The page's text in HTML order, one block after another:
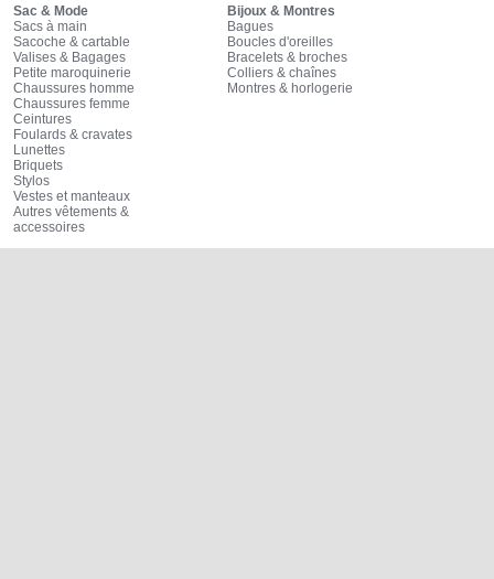
Sac & Mode
Sacs à main
Sacoche & cartable
Valises & Bagages
Petite maroquinerie
Chaussures homme
Chaussures femme
Ceintures
Foulards & cravates
Lunettes
Briquets
Stylos
Vestes et manteaux
Autres vêtements &
accessoires
Bijoux & Montres
Bagues
Boucles d'oreilles
Bracelets & broches
Colliers & chaînes
Montres & horlogerie